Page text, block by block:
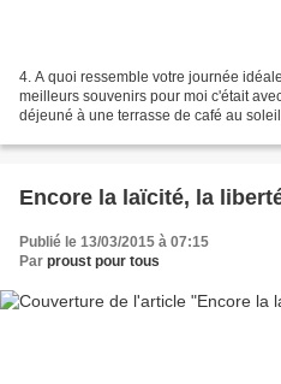
​4. A quoi ressemble votre journée
meilleurs souvenirs pour moi c'était
déjeuné à une terrasse de café au
Encore la laïcité, la
Publié le 13/03/2015 à 07:15
Par proust pour tous